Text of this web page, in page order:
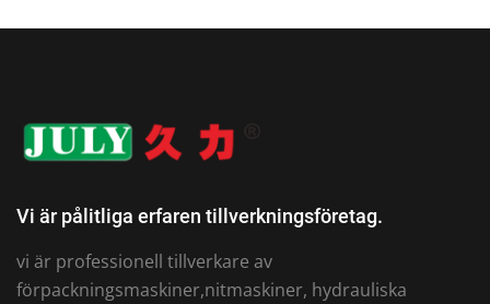
Vi är pålitliga erfaren tillverkningsföretag.
vi är professionell tillverkare av
förpackningsmaskiner,nitmaskiner, hydrauliska